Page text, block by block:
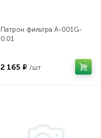
Патрон фильтра A-001G-
0.01
2 165 ₽ /шт